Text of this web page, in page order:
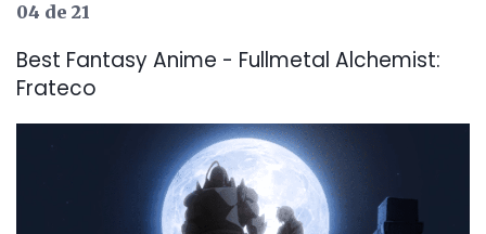
04 de 21
Best Fantasy Anime - Fullmetal Alchemist:
Frateco